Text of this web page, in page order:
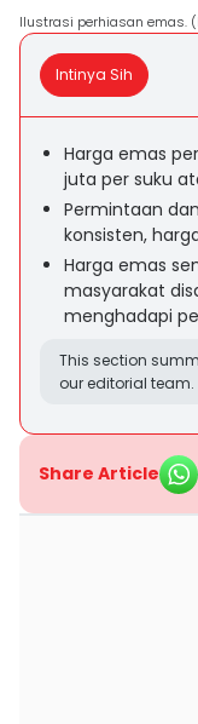
Ilustrasi perhiasan emas.
Intinya Sih
Harga emas
juta per suku
Permintaan
konsisten,
Harga emas
masyarakat
menghadapi
This section
our editorial team.
Share Article